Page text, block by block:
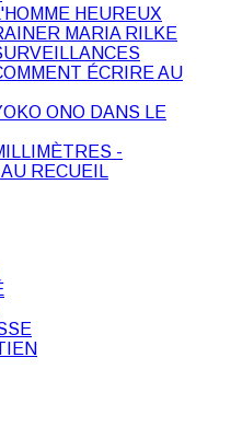
HEUREUX
MARIA RILKE
ÉCRIRE AU
ONO DANS LE
-
RECUEIL